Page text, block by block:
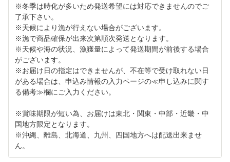
※冬季は時化が多いため発送希望には対応できませんのでご
了承下さい。
※天候により漁が行えない場合がございます。
※漁で商品確保が出来次第順次発送となります。
※天候や海の状況、漁獲量によって発送期間が前後する場合
がございます。
※お届け日の指定はできませんが、不在等で受け取れない日
がある場合は、申込み情報の入力ページの≪申し込みに関す
る備考≫欄にご入力ください。
※賞味期限が短い為、お届けは東北・関東・中部・近畿・中
国地方限定となります。
※沖縄、離島、北海道、九州、四国地方へは配送出来ませ
ん。